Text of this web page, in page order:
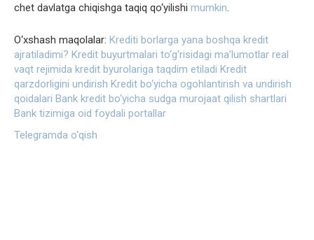
chet davlatga chiqishga taqiq qo‘yilishi mumkin.
O‘xshash maqolalar: Krediti borlarga yana boshqa kredit
ajratiladimi? Kredit buyurtmalari to‘g‘risidagi maʼlumotlar real
vaqt rejimida kredit byurolariga taqdim etiladi Kredit
qarzdorligini undirish Kredit bo‘yicha ogohlantirish va undirish
qoidalari Bank kredit bo‘yicha sudga murojaat qilish shartlari
Bank tizimiga oid foydali portallar
Telegramda o‘qish